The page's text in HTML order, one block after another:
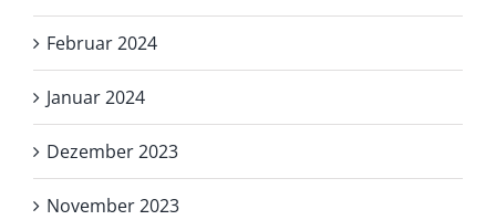
Februar 2024
Januar 2024
Dezember 2023
November 2023